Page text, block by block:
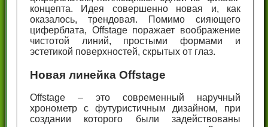
концепта. Идея совершенно новая и, как
оказалось, трендовая. Помимо сияющего
циферблата, Offstage поражает воображение
чистотой линий, простыми формами и
эстетикой поверхностей, скрытых от глаз.
Новая линейка Offstage
Offstage – это современный наручный
хронометр с футуристичным дизайном, при
создании которого были задействованы